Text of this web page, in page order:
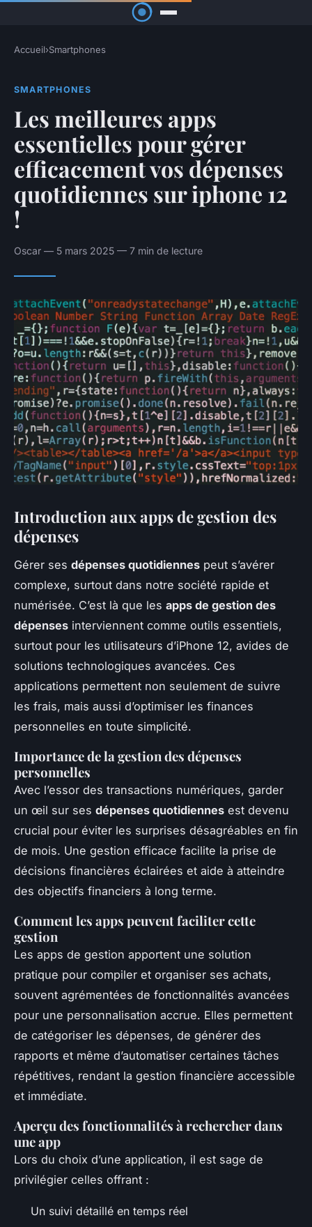
Accueil›Smartphones
SMARTPHONES
Les meilleures apps
essentielles pour gérer
efficacement vos dépenses
quotidiennes sur iphone 12
!
Oscar — 5 mars 2025 — 7 min de lecture
Introduction aux apps de gestion des
dépenses
Gérer ses dépenses quotidiennes peut s’avérer
complexe, surtout dans notre société rapide et
numérisée. C’est là que les apps de gestion des
dépenses interviennent comme outils essentiels,
surtout pour les utilisateurs d’iPhone 12, avides de
solutions technologiques avancées. Ces
applications permettent non seulement de suivre
les frais, mais aussi d’optimiser les finances
personnelles en toute simplicité.
Importance de la gestion des dépenses
personnelles
Avec l’essor des transactions numériques, garder
un œil sur ses dépenses quotidiennes est devenu
crucial pour éviter les surprises désagréables en fin
de mois. Une gestion efficace facilite la prise de
décisions financières éclairées et aide à atteindre
des objectifs financiers à long terme.
Comment les apps peuvent faciliter cette
gestion
Les apps de gestion apportent une solution
pratique pour compiler et organiser ses achats,
souvent agrémentées de fonctionnalités avancées
pour une personnalisation accrue. Elles permettent
de catégoriser les dépenses, de générer des
rapports et même d’automatiser certaines tâches
répétitives, rendant la gestion financière accessible
et immédiate.
Aperçu des fonctionnalités à rechercher dans
une app
Lors du choix d’une application, il est sage de
privilégier celles offrant :
Un suivi détaillé en temps réel